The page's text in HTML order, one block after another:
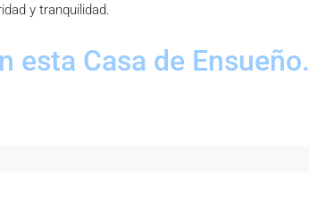
y tranquilidad.
esta Casa de Ensueño.